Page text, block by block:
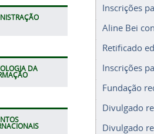
DA
Inscrições
Aline Bei
Retificado
Inscrições
Fundação
Divulgado
Divulgado